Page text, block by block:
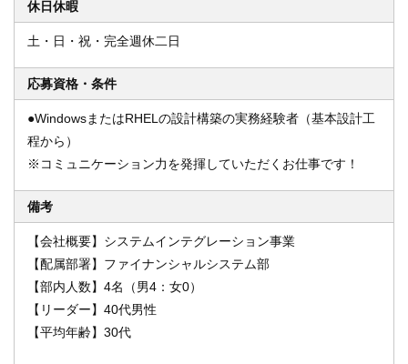
休日休暇
土・日・祝・完全週休二日
応募資格・条件
●WindowsまたはRHELの設計構築の実務経験者（基本設計工
程から）
※コミュニケーション力を発揮していただくお仕事です！
備考
【会社概要】システムインテグレーション事業
【配属部署】ファイナンシャルシステム部
【部内人数】4名（男4：女0）
【リーダー】40代男性
【平均年齢】30代